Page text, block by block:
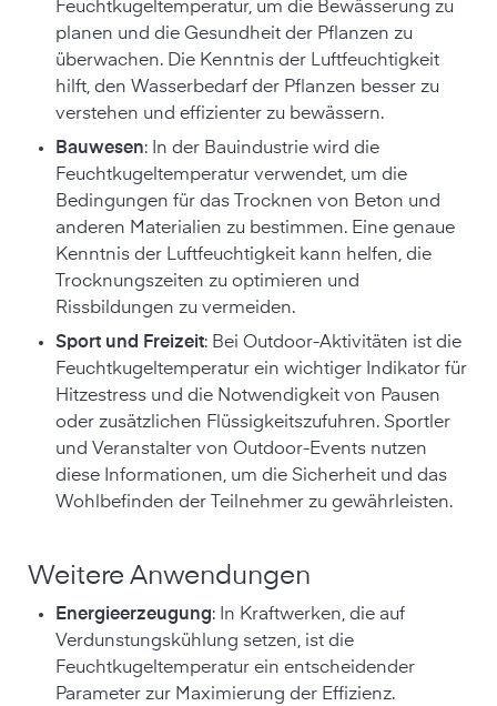
Feuchtkugeltemperatur, um die Bewässerung zu
planen und die Gesundheit der Pflanzen zu
überwachen. Die Kenntnis der Luftfeuchtigkeit
hilft, den Wasserbedarf der Pflanzen besser zu
verstehen und effizienter zu bewässern.
Bauwesen: In der Bauindustrie wird die
Feuchtkugeltemperatur verwendet, um die
Bedingungen für das Trocknen von Beton und
anderen Materialien zu bestimmen. Eine genaue
Kenntnis der Luftfeuchtigkeit kann helfen, die
Trocknungszeiten zu optimieren und
Rissbildungen zu vermeiden.
Sport und Freizeit: Bei Outdoor-Aktivitäten ist die
Feuchtkugeltemperatur ein wichtiger Indikator für
Hitzestress und die Notwendigkeit von Pausen
oder zusätzlichen Flüssigkeitszufuhren. Sportler
und Veranstalter von Outdoor-Events nutzen
diese Informationen, um die Sicherheit und das
Wohlbefinden der Teilnehmer zu gewährleisten.
Weitere Anwendungen
Energieerzeugung: In Kraftwerken, die auf
Verdunstungskühlung setzen, ist die
Feuchtkugeltemperatur ein entscheidender
Parameter zur Maximierung der Effizienz.